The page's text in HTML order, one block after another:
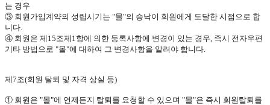
는 경우
③ 회원가입계약의 성립시기는 "몰"의 승낙이 회원에게 도달한 시점으로 합
니다
④ 회원은 제 15조제 1 항에 의한 등록사항에 변경이 있는 경우 즉시 전자우편
기타 방법으로 "몰"에 대하여 그 변경사항을 알려야 합니다
제7조(회원 탈퇴 및 자격 상실 등)
① 회원은 "몰"에 언제든지 탈퇴를 요청할 수 있으며 "몰"은 즉시 회원탈퇴를